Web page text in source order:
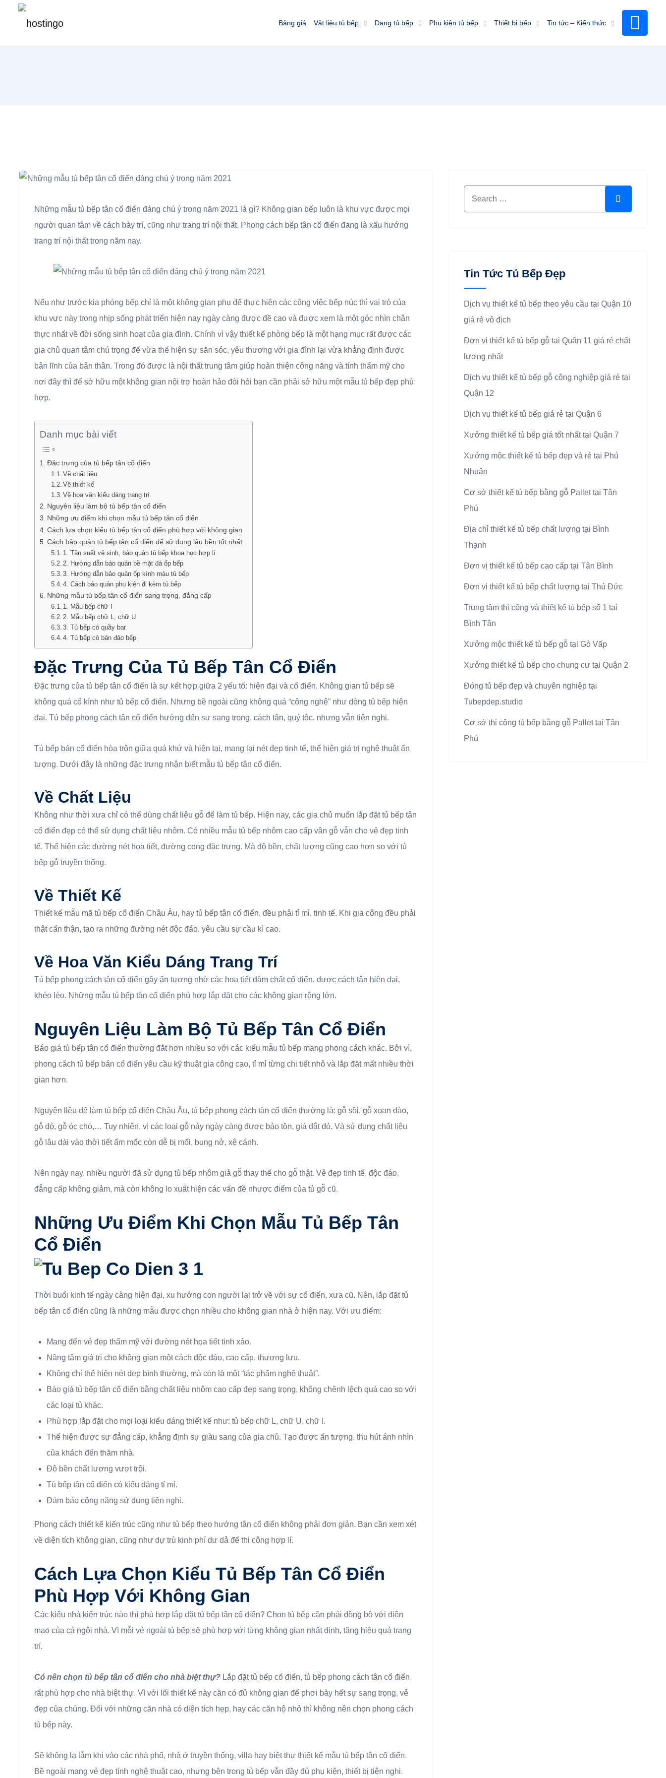
Bảng giá Vật liệu tủ bếp Dạng tủ bếp Phụ kiện tủ bếp Thiết bị bếp Tin tức – Kiến thức
Những mẫu tủ bếp tân cổ điển đáng chú ý trong năm 2021 là gì? Không gian bếp luôn là khu vực được mọi
người quan tâm về cách bày trí, cũng như trang trí nội thất. Phong cách bếp tân cổ điển đang là xấu hướng
trang trí nội thất trong năm nay.
Nếu như trước kia phòng bếp chỉ là một không gian phụ để thực hiện các công việc bếp núc thì vai trò của
khu vực này trong nhịp sống phát triển hiện nay ngày càng được đề cao và được xem là một góc nhìn chân
thực nhất về đời sống sinh hoạt của gia đình. Chính vì vậy thiết kế phòng bếp là một hạng mục rất được các
gia chủ quan tâm chú trọng để vừa thể hiện sự săn sóc, yêu thương với gia đình lại vừa khẳng định được
bản lĩnh của bản thân. Trong đó được là nội thất trung tâm giúp hoàn thiện công năng và tính thẩm mỹ cho
nơi đây thì để sở hữu một không gian nội trợ hoàn hảo đòi hỏi bạn cần phải sở hữu một mẫu tủ bếp đẹp phù
hợp.
Danh mục bài viết
Đặc trưng của tủ bếp tân cổ điển
Về chất liệu
Về thiết kế
Về hoa văn kiểu dáng trang trí
Nguyên liệu làm bộ tủ bếp tân cổ điển
Những ưu điểm khi chọn mẫu tủ bếp tân cổ điển
Cách lựa chọn kiểu tủ bếp tân cổ điển phù hợp với không gian
Cách bảo quản tủ bếp tân cổ điển để sử dụng lâu bền tốt nhất
1. Tần suất vệ sinh, bảo quản tủ bếp khoa học hợp lí
2. Hướng dẫn bảo quản bề mặt đá ốp bếp
3. Hướng dẫn bảo quản ốp kính màu tủ bếp
4. Cách bảo quản phụ kiện đi kèm tủ bếp
Những mẫu tủ bếp tân cổ điển sang trọng, đẳng cấp
1. Mẫu bếp chữ I
2. Mẫu bếp chữ L, chữ U
3. Tủ bếp có quầy bar
4. Tủ bếp có bàn đảo bếp
Đặc Trưng Của Tủ Bếp Tân Cổ Điển
Đặc trưng của tủ bếp tân cổ điển là sự kết hợp giữa 2 yếu tố: hiện đại và cổ điển. Không gian tủ bếp sẽ
không quá cổ kính như tủ bếp cổ điển. Nhưng bề ngoài cũng không quá “công nghệ” như dòng tủ bếp hiện
đại. Tủ bếp phong cách tân cổ điển hướng đến sự sang trọng, cách tân, quý tộc, nhưng vẫn tiện nghi.
Tủ bếp bán cổ điển hòa trộn giữa quá khứ và hiện tại, mang lại nét đẹp tinh tế, thể hiện giá trị nghệ thuật ấn
tượng. Dưới đây là những đặc trưng nhận biết mẫu tủ bếp tân cổ điển.
Về Chất Liệu
Không như thời xưa chỉ có thể dùng chất liệu gỗ để làm tủ bếp. Hiện nay, các gia chủ muốn lắp đặt tủ bếp tân
cổ điển đẹp có thể sử dụng chất liệu nhôm. Có nhiều mẫu tủ bếp nhôm cao cấp vân gỗ vẫn cho vẻ đẹp tinh
tế. Thể hiện các đường nét họa tiết, đường cong đặc trưng. Mà độ bền, chất lượng cũng cao hơn so với tủ
bếp gỗ truyền thống.
Về Thiết Kế
Thiết kế mẫu mã tủ bếp cổ điển Châu Âu, hay tủ bếp tân cổ điển, đều phải tỉ mỉ, tinh tế. Khi gia công đều phải
thật cẩn thận, tạo ra những đường nét độc đáo, yêu cầu sự cầu kì cao.
Về Hoa Văn Kiểu Dáng Trang Trí
Tủ bếp phong cách tân cổ điển gây ấn tượng nhờ các họa tiết đậm chất cổ điển, được cách tân hiện đại,
khéo léo. Những mẫu tủ bếp tân cổ điển phù hợp lắp đặt cho các không gian rộng lớn.
Nguyên Liệu Làm Bộ Tủ Bếp Tân Cổ Điển
Báo giá tủ bếp tân cổ điển thường đắt hơn nhiều so với các kiểu mẫu tủ bếp mang phong cách khác. Bởi vì,
phong cách tủ bếp bán cổ điển yêu cầu kỹ thuật gia công cao, tỉ mỉ từng chi tiết nhỏ và lắp đặt mất nhiều thời
gian hơn.
Nguyên liệu để làm tủ bếp cổ điển Châu Âu, tủ bếp phong cách tân cổ điển thường là: gỗ sồi, gỗ xoan đào,
gỗ đỏ, gỗ óc chó,… Tuy nhiên, vì các loại gỗ này ngày càng được bảo tồn, giá đắt đỏ. Và sử dụng chất liệu
gỗ lâu dài vào thời tiết ẩm mốc còn dễ bị mối, bung nở, xệ cánh.
Nên ngày nay, nhiều người đã sử dụng tủ bếp nhôm giả gỗ thay thế cho gỗ thật. Vẻ đẹp tinh tế, độc đáo,
đẳng cấp không giảm, mà còn không lo xuất hiện các vấn đề nhược điểm của tủ gỗ cũ.
Những Ưu Điểm Khi Chọn Mẫu Tủ Bếp Tân
Cổ Điển
Thời buổi kinh tế ngày càng hiện đại, xu hướng con người lại trở về với sự cổ điển, xưa cũ. Nên, lắp đặt tủ
bếp tân cổ điển cũng là những mẫu được chọn nhiều cho không gian nhà ở hiện nay. Với ưu điểm:
Mang đến vẻ đẹp thẩm mỹ với đường nét họa tiết tinh xảo.
Nâng tâm giá trị cho không gian một cách độc đáo, cao cấp, thượng lưu.
Không chỉ thể hiện nét đẹp bình thường, mà còn là một “tác phẩm nghệ thuật”.
Báo giá tủ bếp tân cổ điển bằng chất liệu nhôm cao cấp đẹp sang trọng, không chênh lệch quá cao so với
các loại tủ khác.
Phù hợp lắp đặt cho mọi loại kiểu dáng thiết kế như: tủ bếp chữ L, chữ U, chữ I.
Thể hiện được sự đẳng cấp, khẳng định sự giàu sang của gia chủ. Tạo được ấn tượng, thu hút ánh nhìn
của khách đến thăm nhà.
Độ bền chất lượng vượt trội.
Tủ bếp tân cổ điển có kiểu dáng tỉ mỉ.
Đảm bảo công năng sử dụng tiện nghi.
Phong cách thiết kế kiến trúc cũng như tủ bếp theo hướng tân cổ điển không phải đơn giản. Bạn cần xem xét
về diện tích không gian, cũng như dự trù kinh phí dư dả để thi công hợp lí.
Cách Lựa Chọn Kiểu Tủ Bếp Tân Cổ Điển
Phù Hợp Với Không Gian
Các kiểu nhà kiến trúc nào thì phù hợp lắp đặt tủ bếp tân cổ điển? Chọn tủ bếp cần phải đồng bộ với diện
mạo của cả ngôi nhà. Vì mỗi vẻ ngoài tủ bếp sẽ phù hợp với từng không gian nhất định, tăng hiệu quả trang
trí.
Có nên chọn tủ bếp tân cổ điển cho nhà biệt thự? Lắp đặt tủ bếp cổ điển, tủ bếp phong cách tân cổ điển
rất phù hợp cho nhà biệt thự. Vì với lối thiết kế này cần có đủ không gian để phơi bày hết sự sang trọng, vẻ
đẹp của chúng. Đối với những căn nhà có diện tích hẹp, hay các căn hộ nhỏ thì không nên chọn phong cách
tủ bếp này.
Sẽ không lạ lẫm khi vào các nhà phố, nhà ở truyền thống, villa hay biệt thự thiết kế mẫu tủ bếp tân cổ điển.
Bề ngoài mang vẻ đẹp tính nghệ thuật cao, nhưng bên trong tủ bếp vẫn đầy đủ phụ kiện, thiết bị tiện nghi.
Tin Tức Tủ Bếp Đẹp
Dịch vụ thiết kế tủ bếp theo yêu cầu tại Quận 10
giá rẻ vô địch
Đơn vị thiết kế tủ bếp gỗ tại Quận 11 giá rẻ chất
lượng nhất
Dịch vụ thiết kế tủ bếp gỗ công nghiệp giá rẻ tại
Quận 12
Dịch vụ thiết kế tủ bếp giá rẻ tại Quận 6
Xưởng thiết kế tủ bếp giá tốt nhất tại Quận 7
Xưởng mộc thiết kế tủ bếp đẹp và rẻ tại Phú
Nhuận
Cơ sở thiết kế tủ bếp bằng gỗ Pallet tại Tân
Phú
Địa chỉ thiết kế tủ bếp chất lượng tại Bình
Thạnh
Đơn vị thiết kế tủ bếp cao cấp tại Tân Bình
Đơn vị thiết kế tủ bếp chất lượng tại Thủ Đức
Trung tâm thi công và thiết kế tủ bếp số 1 tại
Bình Tân
Xưởng mộc thiết kế tủ bếp gỗ tại Gò Vấp
Xưởng thiết kế tủ bếp cho chung cư tại Quận 2
Đóng tủ bếp đẹp và chuyên nghiệp tại
Tubepdep.studio
Cơ sở thi công tủ bếp bằng gỗ Pallet tại Tân
Phú